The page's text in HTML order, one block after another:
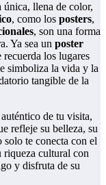
única, llena de color,
, como los posters,
, son una forma
Ya sea un poster
recuerda los lugares
simboliza la vida y la
tangible de la
de tu visita,
refleje su belleza, su
solo te conecta con el
riqueza cultural con
y disfruta de su